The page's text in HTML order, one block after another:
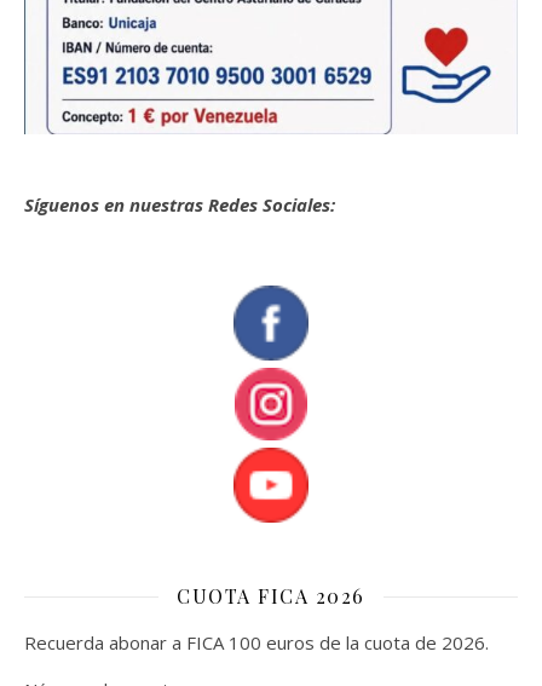
Síguenos en nuestras Redes Sociales:
CUOTA FICA 2026
Recuerda abonar a FICA 100 euros de la cuota de 2026.